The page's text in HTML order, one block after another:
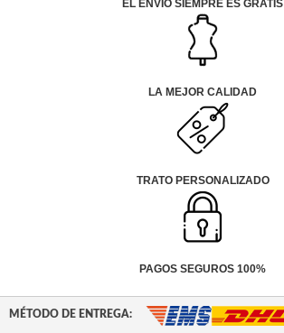
EL ENVIO SIEMPRE ES GRATIS
LA MEJOR CALIDAD
TRATO PERSONALIZADO
PAGOS SEGUROS 100%
MÉTODO DE ENTREGA: